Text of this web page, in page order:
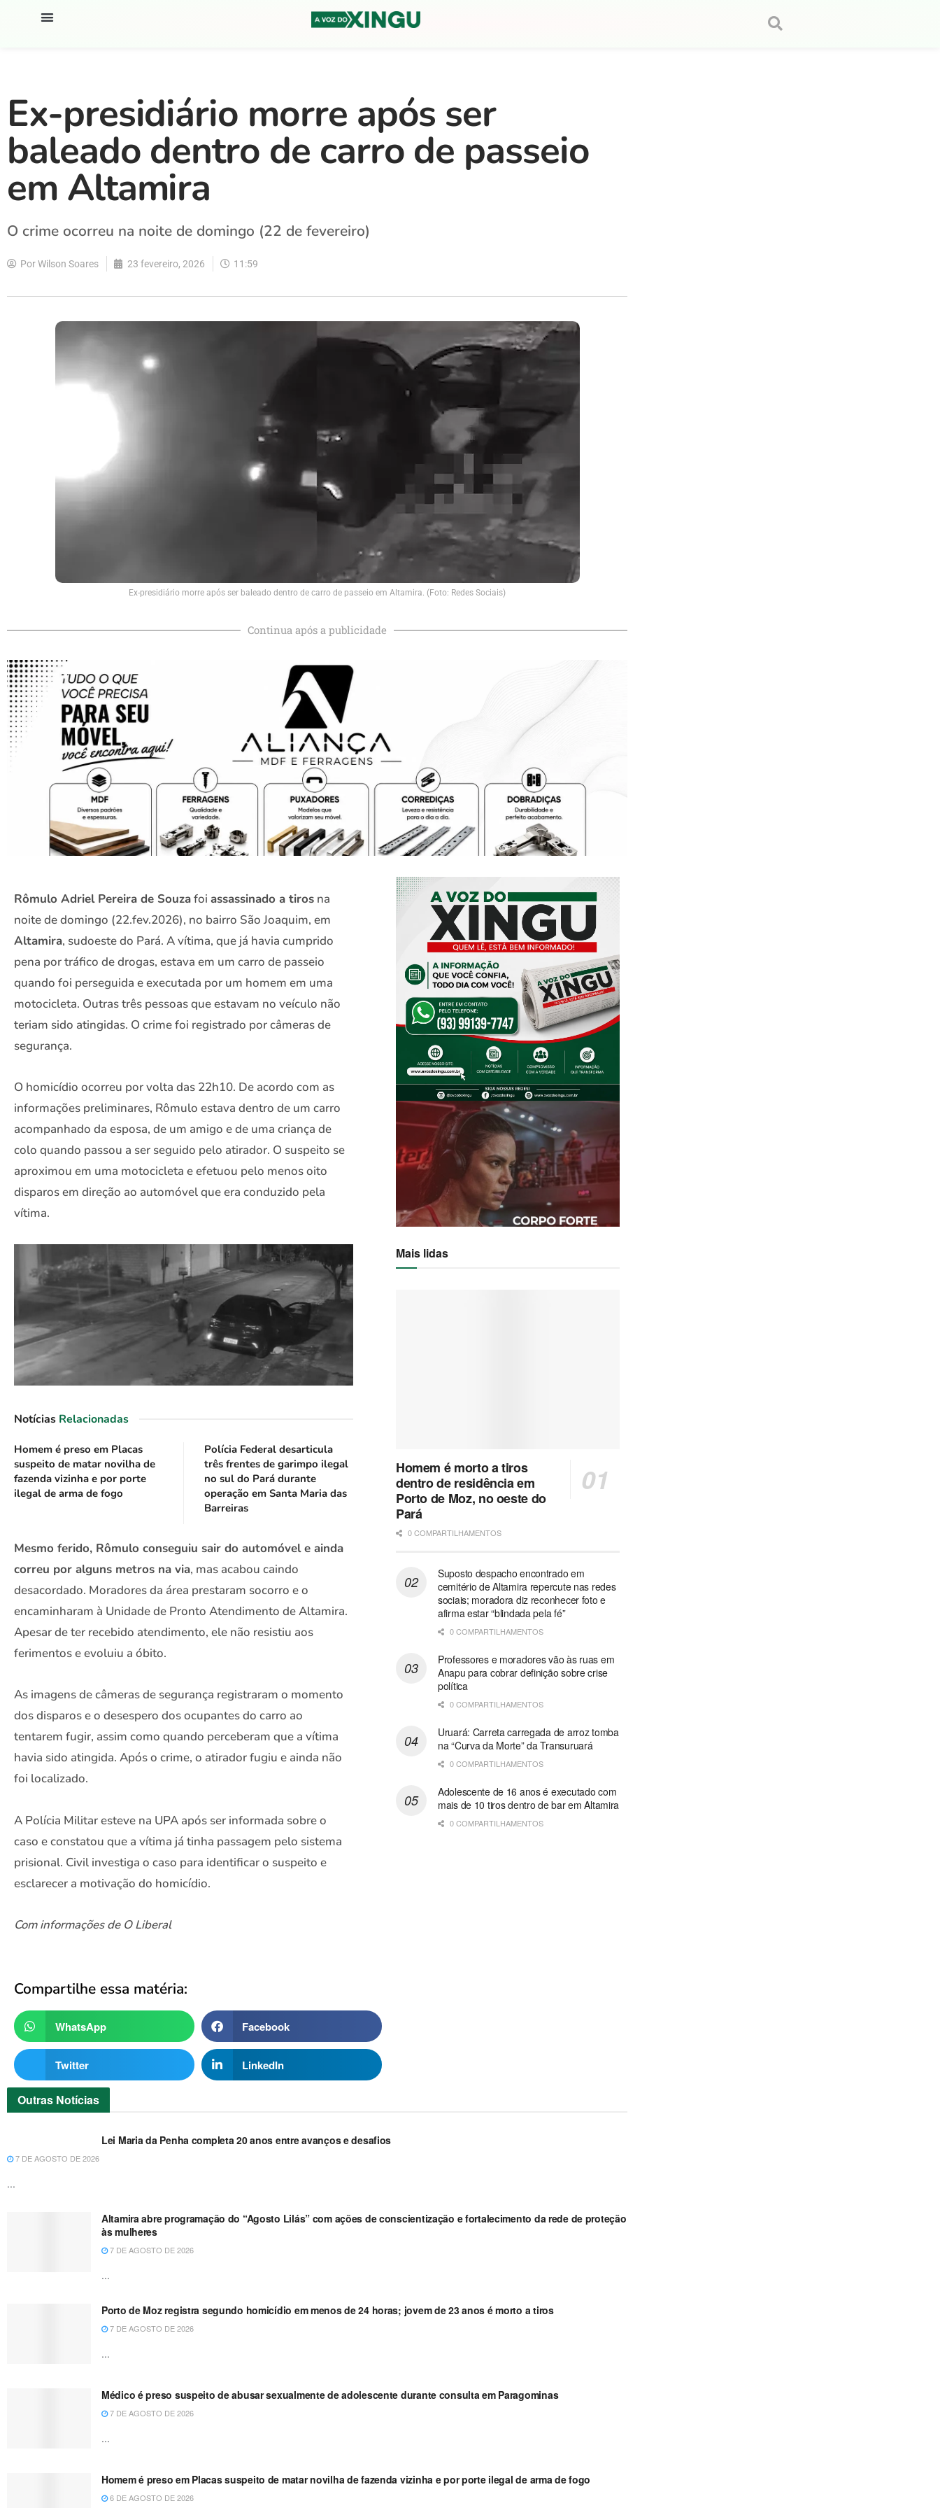
Ex-presidiário morre após ser
baleado dentro de carro de passeio
em Altamira
O crime ocorreu na noite de domingo (22 de fevereiro)
PorWilson Soares 23 fevereiro, 2026 11:59
Ex-presidiário morre após ser baleado dentro de carro de passeio em Altamira. (Foto: Redes Sociais)
Continua após a publicidade
Rômulo Adriel Pereira de Souzafoi assassinado a tiros na
noite de domingo (22.fev.2026), no bairro São Joaquim, em
Altamira, sudoeste do Pará. A vítima, que já havia cumprido
pena por tráfico de drogas, estava em um carro de passeio
quando foi perseguida e executada por um homem em uma
motocicleta. Outras três pessoas que estavam no veículo não
teriam sido atingidas. O crime foi registrado por câmeras de
segurança.
O homicídio ocorreu por volta das 22h10. De acordo com as
informações preliminares, Rômulo estava dentro de um carro
acompanhado da esposa, de um amigo e de uma criança de
colo quando passou a ser seguido pelo atirador. O suspeito se
aproximou em uma motocicleta e efetuou pelo menos oito
disparos em direção ao automóvel que era conduzido pela
vítima.
Notícias Relacionadas
Homem é preso em Placas
suspeito de matar novilha de
fazenda vizinha e por porte
ilegal de arma de fogo
Polícia Federal desarticula
três frentes de garimpo ilegal
no sul do Pará durante
operação em Santa Maria das
Barreiras
Mesmo ferido, Rômulo conseguiu sair do automóvel e ainda
correu por alguns metros na via, mas acabou caindo
desacordado. Moradores da área prestaram socorro e o
encaminharam à Unidade de Pronto Atendimento de Altamira.
Apesar de ter recebido atendimento, ele não resistiu aos
ferimentos e evoluiu a óbito.
As imagens de câmeras de segurança registraram o momento
dos disparos e o desespero dos ocupantes do carro ao
tentarem fugir, assim como quando perceberam que a vítima
havia sido atingida. Após o crime, o atirador fugiu e ainda não
foi localizado.
A Polícia Militar esteve na UPA após ser informada sobre o
caso e constatou que a vítima já tinha passagem pelo sistema
prisional. Civil investiga o caso para identificar o suspeito e
esclarecer a motivação do homicídio.
Com informações de O Liberal
Compartilhe essa matéria:
WhatsApp Facebook
Twitter LinkedIn
Mais lidas
Homem é morto a tiros
dentro de residência em
Porto de Moz, no oeste do
Pará
0 COMPARTILHAMENTOS
Suposto despacho encontrado em
cemitério de Altamira repercute nas redes
sociais; moradora diz reconhecer foto e
afirma estar “blindada pela fé”
0 COMPARTILHAMENTOS
Professores e moradores vão às ruas em
Anapu para cobrar definição sobre crise
política
0 COMPARTILHAMENTOS
Uruará: Carreta carregada de arroz tomba
na “Curva da Morte” da Transuruará
0 COMPARTILHAMENTOS
Adolescente de 16 anos é executado com
mais de 10 tiros dentro de bar em Altamira
0 COMPARTILHAMENTOS
Outras Notícias
Lei Maria da Penha completa 20 anos entre avanços e desafios
7 DE AGOSTO DE 2026
...
Altamira abre programação do “Agosto Lilás” com ações de conscientização e fortalecimento da rede de proteção
às mulheres
7 DE AGOSTO DE 2026
...
Porto de Moz registra segundo homicídio em menos de 24 horas; jovem de 23 anos é morto a tiros
7 DE AGOSTO DE 2026
...
Médico é preso suspeito de abusar sexualmente de adolescente durante consulta em Paragominas
7 DE AGOSTO DE 2026
...
Homem é preso em Placas suspeito de matar novilha de fazenda vizinha e por porte ilegal de arma de fogo
6 DE AGOSTO DE 2026